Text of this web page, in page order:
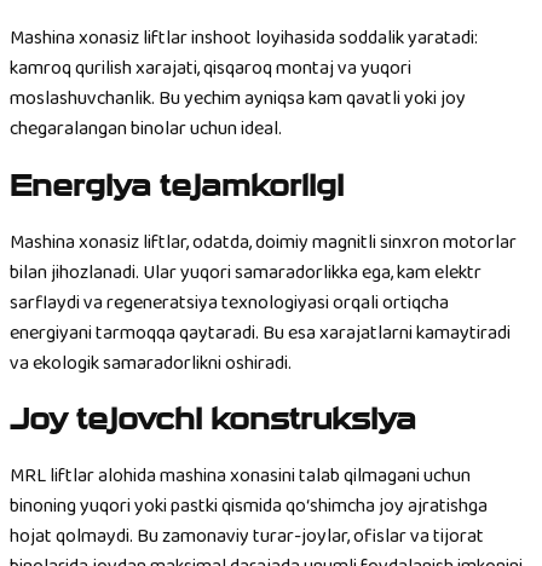
Mashina xonasiz liftlar inshoot loyihasida soddalik yaratadi:
kamroq qurilish xarajati, qisqaroq montaj va yuqori
moslashuvchanlik. Bu yechim ayniqsa kam qavatli yoki joy
chegaralangan binolar uchun ideal.
Energiya tejamkorligi
Mashina xonasiz liftlar, odatda, doimiy magnitli sinxron motorlar
bilan jihozlanadi. Ular yuqori samaradorlikka ega, kam elektr
sarflaydi va regeneratsiya texnologiyasi orqali ortiqcha
energiyani tarmoqqa qaytaradi. Bu esa xarajatlarni kamaytiradi
va ekologik samaradorlikni oshiradi.
Joy tejovchi konstruksiya
MRL liftlar alohida mashina xonasini talab qilmagani uchun
binoning yuqori yoki pastki qismida qo‘shimcha joy ajratishga
hojat qolmaydi. Bu zamonaviy turar-joylar, ofislar va tijorat